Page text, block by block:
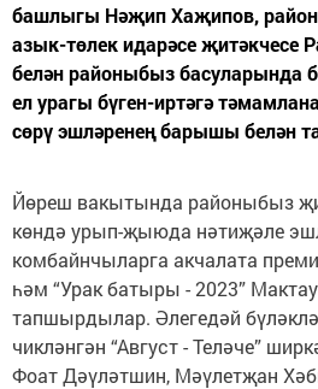
башлыгы Нәҗип Хаҗипов,
азык-төлек идарәсе җитәкчесе
белән районыбыз
ел урагы бүген-иртәгә
сөрү эшләренең барышы белән
Йөреш вакытында районыбыз
көндә урып-җыюда нәтиҗәле
комбайнчыларга акчалата
һәм “Урак батыры - 2023”
тапшырдылар. Әлегедәй
чикләнгән “Август - Теләче”
Фоат Дәүләтшин, Мәүлетҗан